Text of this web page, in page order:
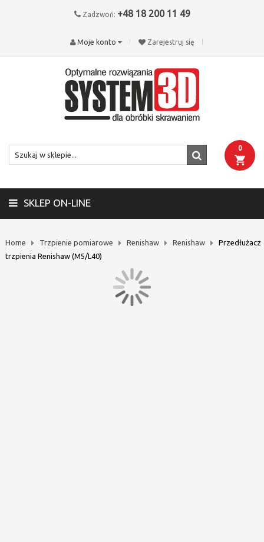
Zadzwoń: +48 18 200 11 49
Zarejestruj się
Moje konto
0
SKLEP ON-LINE
Home Trzpienie pomiarowe Renishaw Renishaw
Przedłużacz
trzpienia Renishaw (M5/L40)